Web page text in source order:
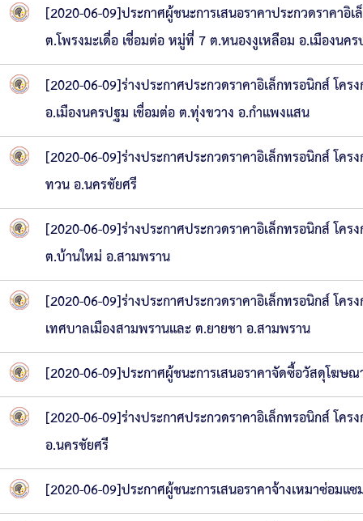
[2020-06-09]ประกาศผู้ชนะการเสนอราคาประกวดราคา
ต.โพรงมะเดื่อ เชื่อมต่อ หมู่ที่ 7 ต.หนองงูเหลือม อ.เมืองนค
[2020-06-09]ร่างประกาศประกวดราคาอิเล็กทรอนิกส์ โค
อ.เมืองนครปฐม เชื่อมต่อ ต.ทุ่งขวาง อ.กำแพงแสน
[2020-06-09]ร่างประกาศประกวดราคาอิเล็กทรอนิกส์ โ
ทวน อ.นครชัยศรี
[2020-06-09]ร่างประกาศประกวดราคาอิเล็กทรอนิกส์ โ
ต.บ้านใหม่ อ.สามพราน
[2020-06-09]ร่างประกาศประกวดราคาอิเล็กทรอนิกส์ โค
เทศบาลเมืองสามพรานและ ต.ยายชา อ.สามพราน
[2020-06-09]ประกาศผู้ชนะการเสนอราคาจัดซื้อวัสดุโฆษ
[2020-06-09]ร่างประกาศประกวดราคาอิเล็กทรอนิกส์ โ
อ.นครชัยศรี
[2020-06-09]ประกาศผู้ชนะการเสนอราคาจ้างเหมาซ่อมแ